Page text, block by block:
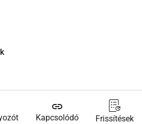
link
Kapcsolódó Frissítések